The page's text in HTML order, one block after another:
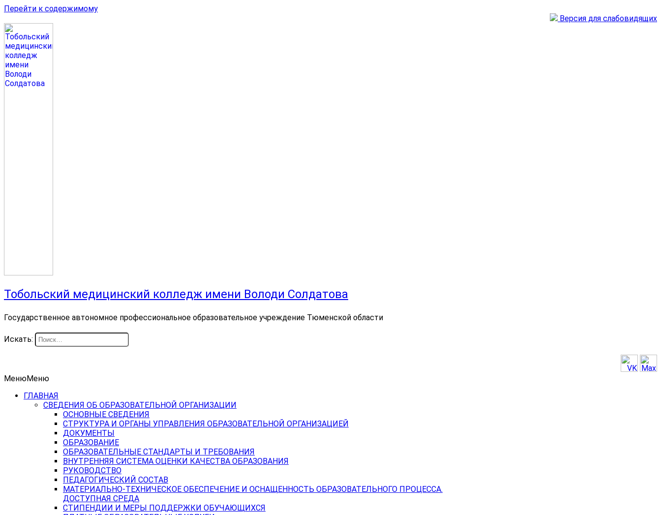
Перейти к содержимому
Версия для слабовидящих
Тобольский медицинский колледж имени Володи Солдатова
Государственное автономное профессиональное образовательное учреждение Тюменской области
Искать:
МенюМеню
ГЛАВНАЯ
СВЕДЕНИЯ ОБ ОБРАЗОВАТЕЛЬНОЙ ОРГАНИЗАЦИИ
ОСНОВНЫЕ СВЕДЕНИЯ
СТРУКТУРА И ОРГАНЫ УПРАВЛЕНИЯ ОБРАЗОВАТЕЛЬНОЙ ОРГАНИЗАЦИЕЙ
ДОКУМЕНТЫ
ОБРАЗОВАНИЕ
ОБРАЗОВАТЕЛЬНЫЕ СТАНДАРТЫ И ТРЕБОВАНИЯ
ВНУТРЕННЯЯ СИСТЕМА ОЦЕНКИ КАЧЕСТВА ОБРАЗОВАНИЯ
РУКОВОДСТВО
ПЕДАГОГИЧЕСКИЙ СОСТАВ
МАТЕРИАЛЬНО-ТЕХНИЧЕСКОЕ ОБЕСПЕЧЕНИЕ И ОСНАЩЕННОСТЬ ОБРАЗОВАТЕЛЬНОГО ПРОЦЕССА.
ДОСТУПНАЯ СРЕДА
СТИПЕНДИИ И МЕРЫ ПОДДЕРЖКИ ОБУЧАЮЩИХСЯ